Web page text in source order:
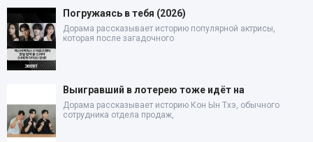
Погружаясь в тебя (2026)
Дорама рассказывает историю популярной актрисы,
которая после загадочного
Выигравший в лотерею тоже идёт на
Дорама рассказывает историю Кон Ын Тхэ, обычного
сотрудника отдела продаж,